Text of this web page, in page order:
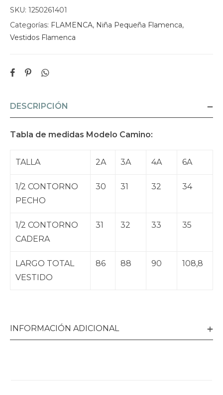
SKU: 1250261401
Categorías: FLAMENCA, Niña Pequeña Flamenca,
Vestidos Flamenca
DESCRIPCIÓN
Tabla de medidas Modelo Camino:
TALLA 2A 3A 4A 6A
1/2 CONTORNO
PECHO
30 31 32 34
1/2 CONTORNO
CADERA
31 32 33 35
LARGO TOTAL
VESTIDO
86 88 90 108,8
INFORMACIÓN ADICIONAL